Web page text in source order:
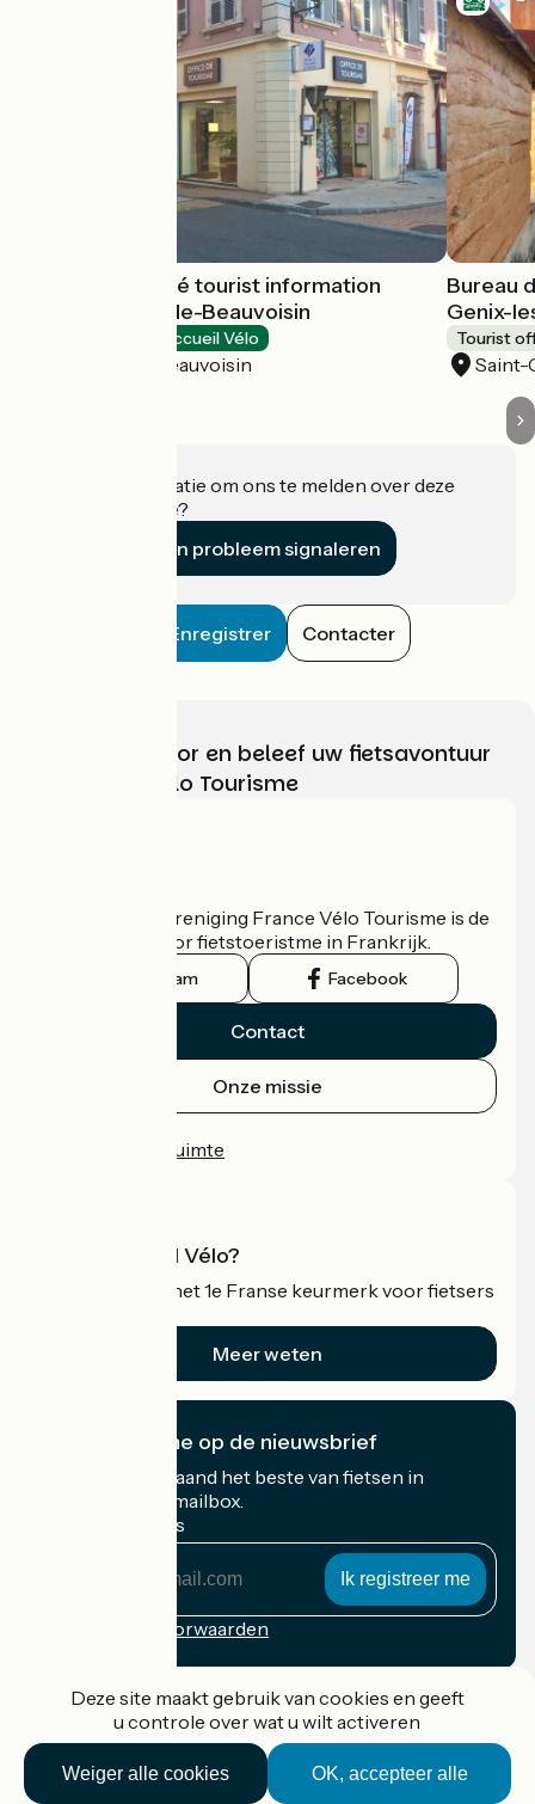
Vals du Dauphiné tourist information
center in Pont-de-Beauvoisin
Accueil Vélo
Le Pont-de-Beauvoisin
Bureau
Genix-
Tourist
Saint-
Heeft u informatie om ons te melden over deze
accommodatie?
Een probleem signaleren
Enregistrer Contacter
Kies, bereid voor en beleef uw fietsavontuur
met France Vélo Tourisme
De nationale vereniging France Vélo Tourisme is de
officiële gids voor fietstoeristme in Frankrijk.
Instagram Facebook
Contact
Onze missie
Professionele ruimte
Wat is Accueil Vélo?
Accueil Vélo is het 1e Franse keurmerk voor fietsers
Meer weten
Ik abonneer me op de nieuwsbrief
Ontvang elke maand het beste van fietsen in
Frankrijk in uw mailbox.
Mijn e-mailadres
Inschrijvingsvoorwaarden
Accueil Vélo Pro
Deze site maakt gebruik van cookies en geeft
u controle over wat u wilt activeren
OK, accepteer alle
Weiger alle cookies